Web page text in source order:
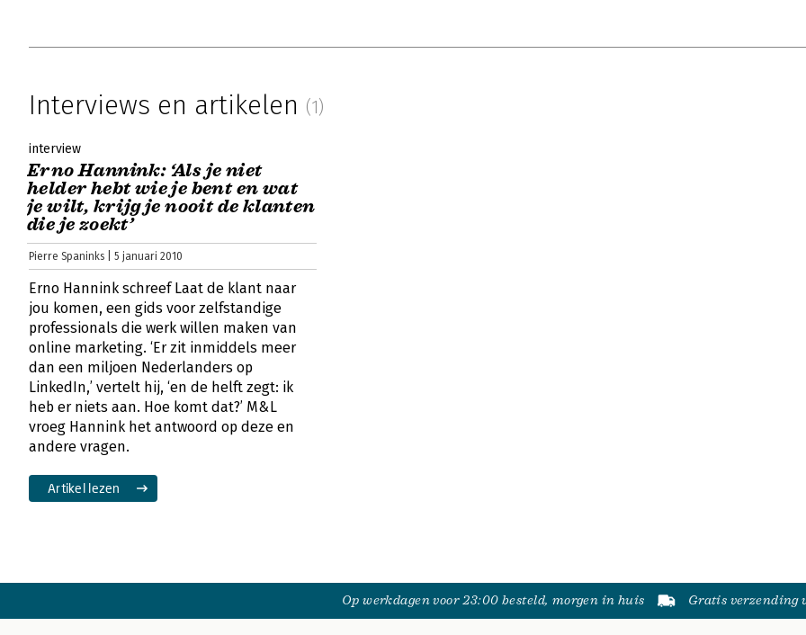
Interviews en artikelen (1)
interview
Erno Hannink: ‘Als je niet
helder hebt wie je bent en wat
je wilt, krijg je nooit de klanten
die je zoekt’
Pierre Spaninks | 5 januari 2010
Erno Hannink schreef Laat de klant naar
jou komen, een gids voor zelfstandige
professionals die werk willen maken van
online marketing. ‘Er zit inmiddels meer
dan een miljoen Nederlanders op
LinkedIn,’ vertelt hij, ‘en de helft zegt: ik
heb er niets aan. Hoe komt dat?’ M&L
vroeg Hannink het antwoord op deze en
andere vragen.
Artikel lezen
Op werkdagen voor 23:00 besteld, morgen in huis Gratis verzending